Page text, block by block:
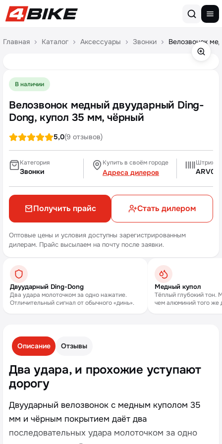
Главная Каталог Аксессуары Звонки Велозвонок
В наличии
Велозвонок медный двуударный Ding-
Dong, купол 35 мм, чёрный
5,0(9 отзывов)
Категория
Звонки
Купить в своём городе
Адреса дилеров
Получить прайс Стать дилером
Оптовые цены и условия доступны зарегистрированным
дилерам. Прайс высылаем на почту после заявки.
Двуударный Ding-Dong
Два удара молоточком за одно нажатие.
Отличительный сигнал от обычного «динь».
Медный купол
Тёплый глубокий тон.
чем алюминий того же
Описание Отзывы
Два удара, и прохожие уступают
дорогу
Двуударный велозвонок с медным куполом 35
мм и чёрным покрытием даёт два
последовательных удара молоточком за одно